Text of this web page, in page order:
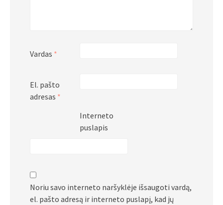
Vardas *
El. pašto
adresas *
Interneto
puslapis
Noriu savo interneto naršyklėje išsaugoti vardą,
el. pašto adresą ir interneto puslapį, kad jų